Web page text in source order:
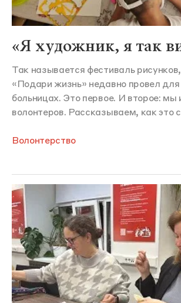
«Я художник, я так
Так называется фестиваль
«Подари жизнь» недавно провел для
больницах. Это первое. И второе:
волонтеров. Рассказываем, как это
Волонтерство